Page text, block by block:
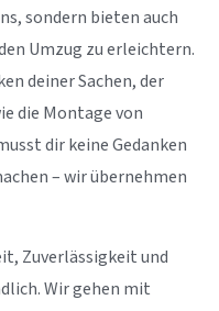
sondern bieten auch
Umzug zu erleichtern.
deiner Sachen, der
die Montage von
dir keine Gedanken
– wir übernehmen
Zuverlässigkeit und
Wir gehen mit